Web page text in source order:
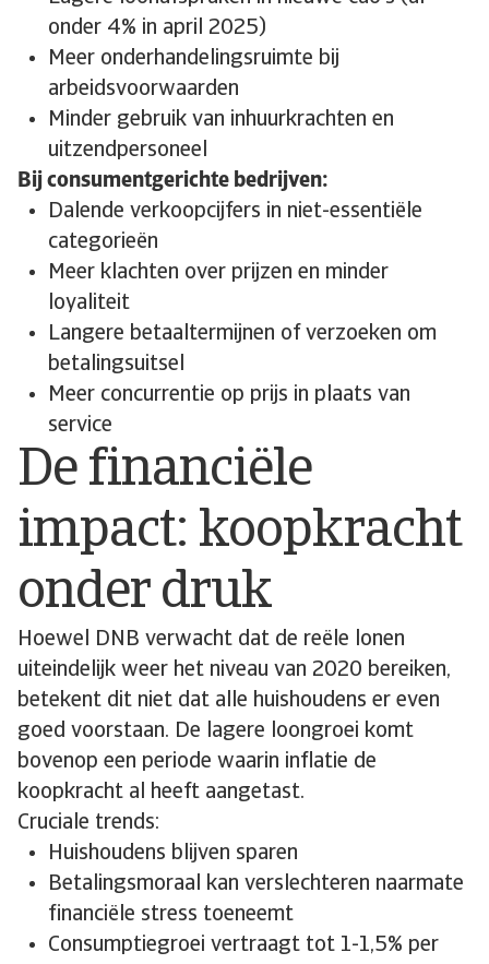
onder 4% in april 2025)
Meer onderhandelingsruimte bij
arbeidsvoorwaarden
Minder gebruik van inhuurkrachten en
uitzendpersoneel
Bij consumentgerichte bedrijven:
Dalende verkoopcijfers in niet-essentiële
categorieën
Meer klachten over prijzen en minder
loyaliteit
Langere betaaltermijnen of verzoeken om
betalingsuitsel
Meer concurrentie op prijs in plaats van
service
De financiële
impact: koopkracht
onder druk
Hoewel DNB verwacht dat de reële lonen
uiteindelijk weer het niveau van 2020 bereiken,
betekent dit niet dat alle huishoudens er even
goed voorstaan. De lagere loongroei komt
bovenop een periode waarin inflatie de
koopkracht al heeft aangetast.
Cruciale trends:
Huishoudens blijven sparen
Betalingsmoraal kan verslechteren naarmate
financiële stress toeneemt
Consumptiegroei vertraagt tot 1-1,5% per